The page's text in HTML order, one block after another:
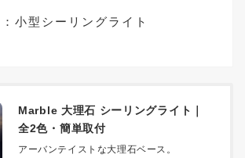
小型シーリングライト
Marble 大理石 シーリングライト｜
全2色・簡単取付
アーバンテイストな大理石ベース。